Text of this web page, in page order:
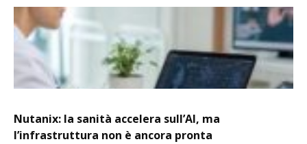
Nutanix: la sanità accelera sull’AI, ma
l’infrastruttura non è ancora pronta